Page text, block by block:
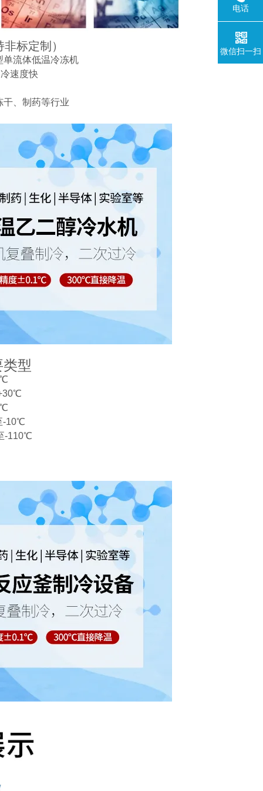
标定制）
单流体低温冷冻机
速度快
干、制药等行业
型
-10℃
-110℃
电话
微信扫一扫